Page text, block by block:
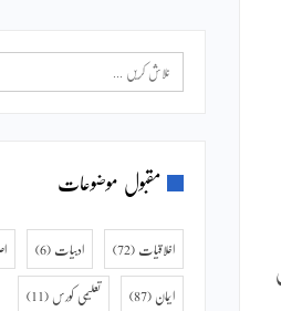
مقبول موضوعات
اخلاقیات (72) ادبیات (6)
ایمان (87) تعلیمی کورس (11)